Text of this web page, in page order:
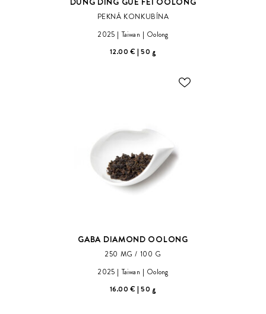
PEKNÁ KONKUBÍNA
2025
Taiwan
Oolong
12.00 € 50 g
ODOBER
GABA DIAMOND OOLONG
250 MG / 100 G
2025
Taiwan
Oolong
16.00 € 50 g